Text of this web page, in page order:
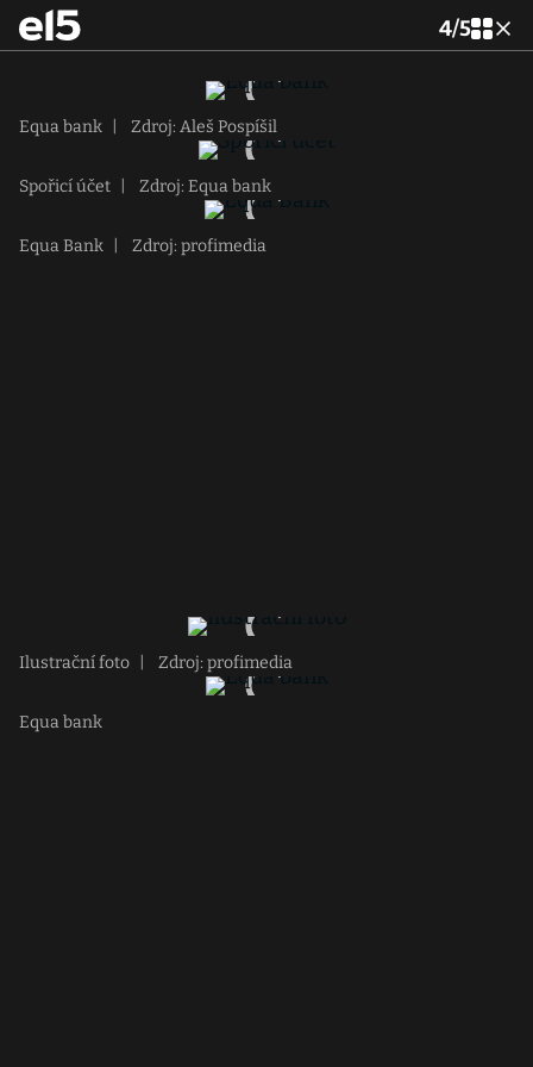
4/5
Equa bank Zdroj: Aleš Pospíšil
Spořicí účet Zdroj: Equa bank
Equa Bank Zdroj: profimedia
Ilustrační foto Zdroj: profimedia
Equa bank